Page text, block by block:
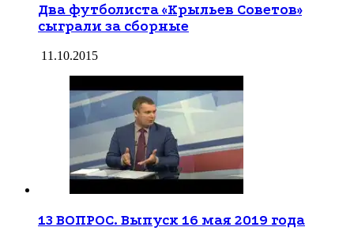
Два футболиста «Крыльев Советов»
сыграли за сборные
11.10.2015
13 ВОПРОС. Выпуск 16 мая 2019 года